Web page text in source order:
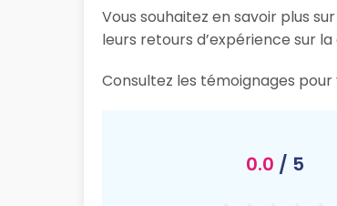
Vous souhaitez en savoir plus
leurs retours d’expérience sur
Consultez les témoignages
0.0 / 5